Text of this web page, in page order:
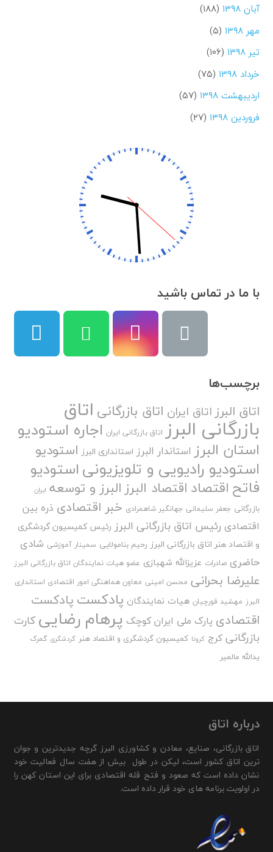
آبان ۱۳۹۸
(۱۸۸)
مهر ۱۳۹۸
(۵)
تیر ۱۳۹۸
(۱۰۶)
خرداد ۱۳۹۸
(۷۵)
اردیبهشت ۱۳۹۸
(۵۷)
فروردین ۱۳۹۸
(۲۷)
با ما در تماس باشید
برچسب‌ها
اتاق البرز اتاق ایران اتاق بازرگانی اتاق
بازرگانی البرز اتاق بازرگانی ایران اجاره استودیو
استان البرز استاندار البرز استانداری البرز استودیو
استودیو رادیویی و تلویزیونیاستودیو
فاتح اقتصاد اقتصاد البرزالبرز و توسعه ایران
بازرگانی جعفر سلیمانی جهانگیر شاهمرادی خبر اقتصادی ذره بین
اقتصادی رئیس اتاق بازرگانی البرز رئیس کمیسیون گردشگری
و اقتصاد هنر اتاق بازرگانی البرز رحیم بنامولایی سمینار آموزشی شادی
حاضری صادرات عزیزالله شهبازی عضو هیات نمایندگان اتاق بازرگانی البرز
علیرضا بحرانی محسن امینی معاون هماهنگی امور اقتصادی استانداری
البرز مهشید قورچیان هیات نمایندگان پادکست پادکست
اقتصادی پارک ملی ایران کوچک پرهام رضایی کارت
بازرگانی کرج کرونا کمیسیون گردشگری و اقتصاد هنر گردشگری گمرک
یدالله مالمیر
درباره اتاق
اتاق بازرگانی، صنایع، معادن و کشاورزی البرز گرچه جدیدترین و جوان
ترین اتاق کشور است، لیکن در طول بیش از هفت سال فعالیت خود
نشان داده است که صعود و فتح قله اقتصادی برای این استان کهن را
در اولویت برنامه های خود قرار داده است.